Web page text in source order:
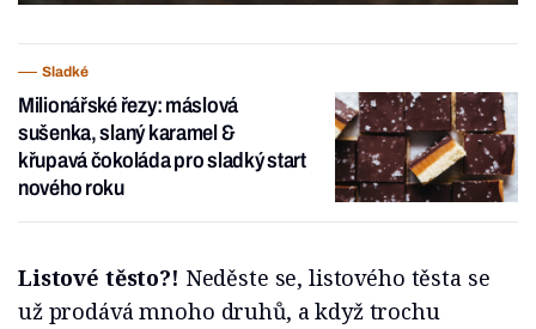
Sladké
Milionářské řezy: máslová
sušenka, slaný karamel &
křupavá čokoláda pro sladký start
nového roku
Listové těsto?! Neděste se, listového těsta se
už prodává mnoho druhů, a když trochu